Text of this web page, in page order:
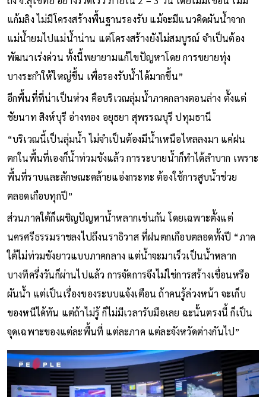
ถึง จ.สุโขทัย อย่างรวดเร็ว ภายใน 2 – 3 วัน โดยไม่มีเขื่อน ไม่มี
แก้มลิง ไม่มีโครงสร้างพื้นฐานรองรับ แม้จะมีแนวคิดผันน้ำจาก
แม่น้ำยมไปแม่น้ำน่าน แต่โครงสร้างยังไม่สมบูรณ์ จำเป็นต้อง
พัฒนาเร่งด่วน ทั้งนี้พยายามแก้ไขปัญหาโดย การขยายทุ่ง
บางระกำให้ใหญ่ขึ้น เพื่อรองรับน้ำได้มากขึ้น”
อีกพื้นที่ที่น่าเป็นห่วง คือบริเวณลุ่มน้ำภาคกลางตอนล่าง ตั้งแต่
ชัยนาท สิงห์บุรี อ่างทอง อยุธยา สุพรรณบุรี ปทุมธานี
“บริเวณนี้เป็นลุ่มน้ำ ไม่จำเป็นต้องมีน้ำเหนือไหลลงมา แค่ฝน
ตกในพื้นที่เองก็น้ำท่วมขังแล้ว การระบายน้ำก็ทำได้ลำบาก เพราะ
พื้นที่ราบและลักษณะคล้ายแอ่งกระทะ ต้องใช้การสูบน้ำช่วย
ตลอดเกือบทุกปี”
ส่วนภาคใต้ก็เผชิญปัญหาน้ำหลากเช่นกัน โดยเฉพาะตั้งแต่
นครศรีธรรมราชลงไปถึงนราธิวาส ที่ฝนตกเกือบตลอดทั้งปี “ภาค
ใต้ไม่ท่วมขังยาวแบบภาคกลาง แต่น้ำจะมาเร็วเป็นน้ำหลาก
บางทีครึ่งวันก็ผ่านไปแล้ว การจัดการจึงไม่ใช่การสร้างเขื่อนหรือ
ผันน้ำ แต่เป็นเรื่องของระบบแจ้งเตือน ถ้าคนรู้ล่วงหน้า จะเก็บ
ของหนีได้ทัน แต่ถ้าไม่รู้ ก็ไม่มีเวลารับมือเลย ฉะนั้นตรงนี้ ก็เป็น
จุดเฉพาะของแต่ละพื้นที่ แต่ละภาค แต่ละจังหวัดต่างกันไป”